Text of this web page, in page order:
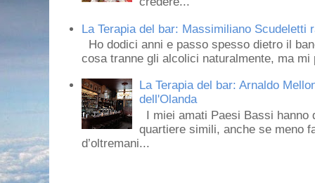
La Terapia del bar: Massimiliano
Ho dodici anni e passo spesso dietro il
cosa tranne gli alcolici naturalmente, ma mi
La Terapia del bar: Arnaldo
dell'Olanda
I miei amati Paesi Bassi
quartiere simili, anche se meno
d’oltremani...